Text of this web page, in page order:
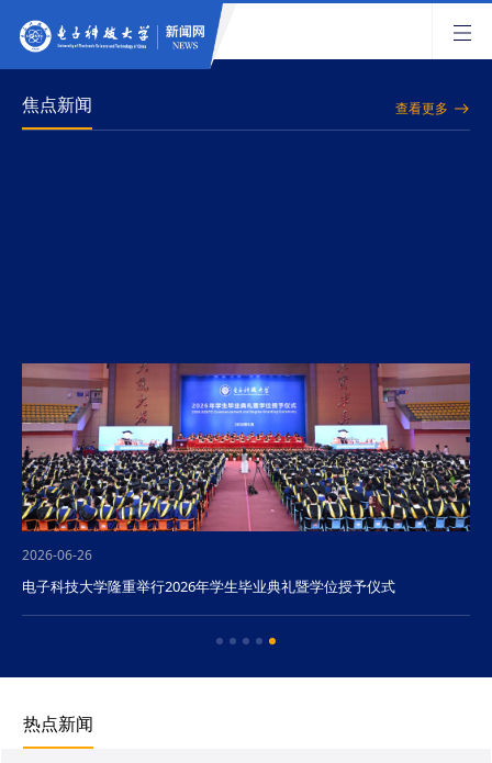
焦点新闻 查看更多
2026-06-26
电子科技大学隆重举行2026年学生毕业典礼暨学位授予仪式
热点新闻